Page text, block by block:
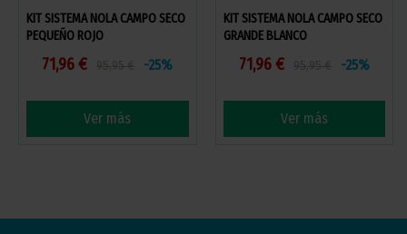
KIT SISTEMA NOLA CAMPO SECO
PEQUEÑO ROJO
71,96 € -25%
Ver más
KIT SISTEMA NOLA CAMPO SECO
GRANDE BLANCO
71,96 € -25%
Ver más